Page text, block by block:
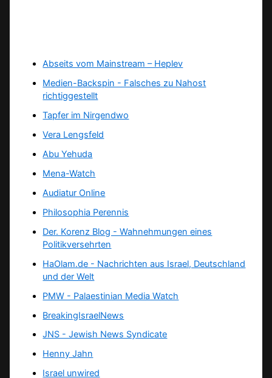
Abseits vom Mainstream – Heplev
Medien-Backspin - Falsches zu Nahost
richtiggestellt
Tapfer im Nirgendwo
Vera Lengsfeld
Abu Yehuda
Mena-Watch
Audiatur Online
Philosophia Perennis
Der. Korenz Blog - Wahnehmungen eines
Politikversehrten
HaOlam.de - Nachrichten aus Israel, Deutschland
und der Welt
PMW - Palaestinian Media Watch
BreakingIsraelNews
JNS - Jewish News Syndicate
Henny Jahn
Israel unwired